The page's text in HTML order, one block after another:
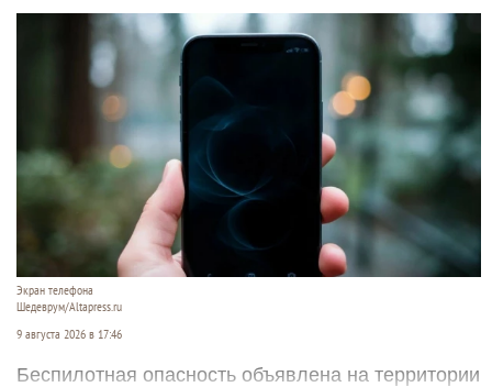
Экран телефона
Шедеврум/Altapress.ru
9 августа 2026 в 17:46
Беспилотная опасность объявлена на территории